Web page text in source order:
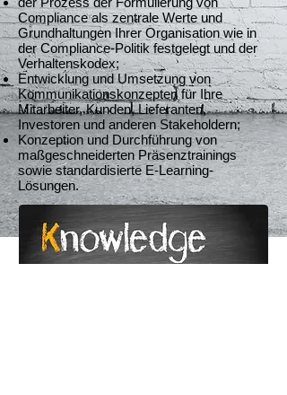
Compliance als zentrale Werte und
Grundhaltungen Ihrer Organisation wie in
der Compliance-Politik festgelegt und der
Verhaltenskodex;
Entwicklung und Umsetzung von
Kommunikationskonzepten für Ihre
Mitarbeiter, Kunden, Lieferanten,
Investoren und anderen Stakeholdern;
Konzeption und Durchführung von
maßgeschneiderten Präsenztrainings
sowie standardisierte E-Learning-
Lösungen.